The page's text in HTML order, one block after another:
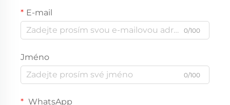
E-mail
0/100
Jméno
0/100
WhatsApp